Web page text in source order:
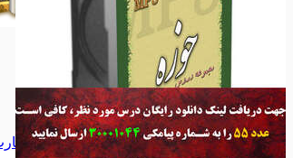
قلم قرآنی
قلم قرآنی
مذهبی
مذهبی
خانواده
خانواده
دفاع مقدس دفاع مقدس
اجتماعی اجتماعی
سیاسی سیاسی
همه دسته بندی های فلش